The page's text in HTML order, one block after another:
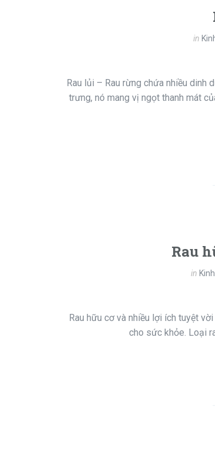
in
Rau lủi – Rau rừng chứa nhiều
trưng, nó mang vị ngọt thanh mát
Rau
in
Rau hữu cơ và nhiều lợi ích
cho sức khỏe. Loại